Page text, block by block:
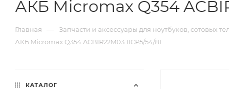
АКБ Micromax Q354
Главная — Запчасти и аксессуары для ноутбуков, сотовых
АКБ Micromax Q354 ACBIR22M03 1ICP5/54/81
КАТАЛОГ